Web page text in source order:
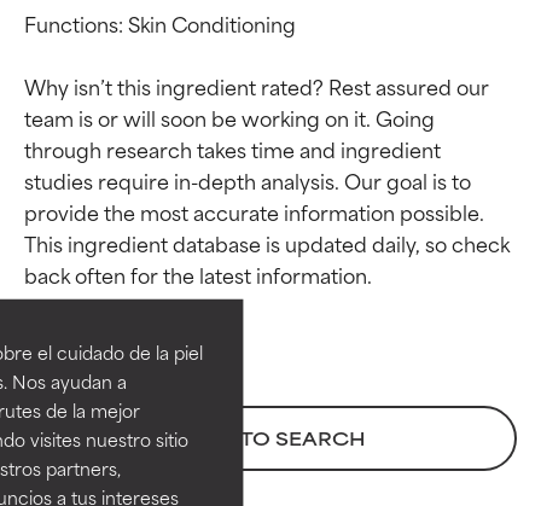
el cuidado de la piel
Nos ayudan a
de la mejor
visites nuestro sitio
partners,
a tus intereses
Functions: Skin Conditioning
Why isn’t this ingredient rated? Rest assured our
team is or will soon be working on it. Going
through research takes time and ingredient
studies require in-depth analysis. Our goal is to
provide the most accurate information possible.
This ingredient database is updated daily, so check
BACK TO SEARCH
Calificaciones de
ingredientes
EXCELENTE
Ingrediente sobresaliente con
beneficios reales para la piel. Su
Calificaciones de
ingredientes
EXCELENTE
Ingrediente sobresaliente con
beneficios reales para la piel. Su